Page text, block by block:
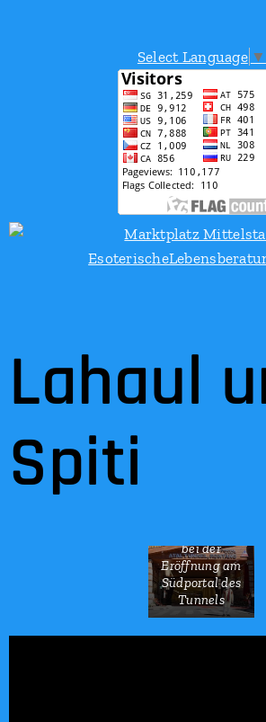
Select Language ▼
Lahaul
Spiti
bei der
Eröffnung am
Südportal des
Tunnels